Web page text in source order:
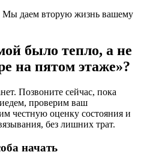
даем вторую жизнь вашему
было тепло, а не
на пятом этаже»?
Позвоните сейчас, пока
проверим ваш
честную оценку состояния и
без лишних трат.
начать